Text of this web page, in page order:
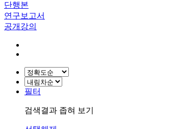
단행본
연구보고서
공개강의
필터
검색결과 좁혀 보기